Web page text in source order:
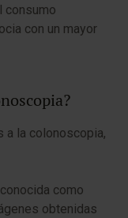
consumo
con un mayor
a la colonoscopia,
como
obtenidas